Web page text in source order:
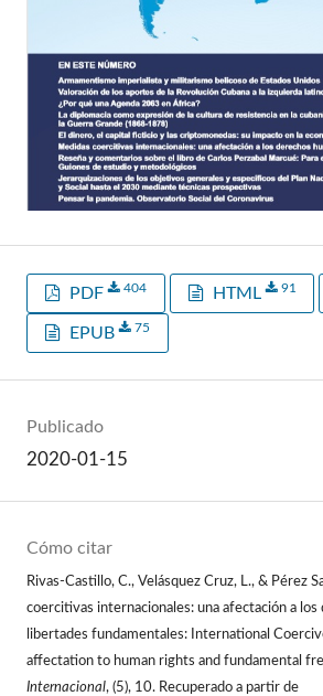
PDF 404 HTML 91
EPUB 75
Publicado
2020-01-15
Cómo citar
Rivas-Castillo, C., Velásquez Cruz, L., & Pérez
coercitivas internacionales: una afectación a los
libertades fundamentales: International
affectation to human rights and fundamental
Internacional, (5), 10. Recuperado a partir de